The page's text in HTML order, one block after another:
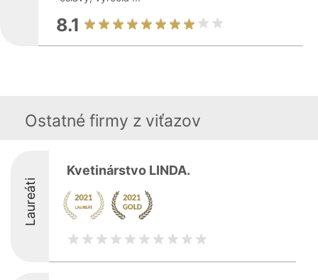
8.1
Ostatné firmy z viťazov
Laureáti
Kvetinárstvo LINDA.